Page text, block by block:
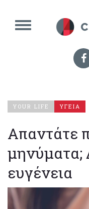
YOUR LIFE ΥΓΕΙΑ
Απαντάτε
μηνύματα;
ευγένεια